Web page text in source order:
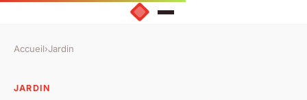
Accueil›Jardin
JARDIN